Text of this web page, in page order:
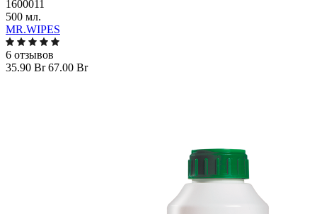
1600011
500 мл.
MR.WIPES
6 отзывов
35.90 Br 67.00 Br